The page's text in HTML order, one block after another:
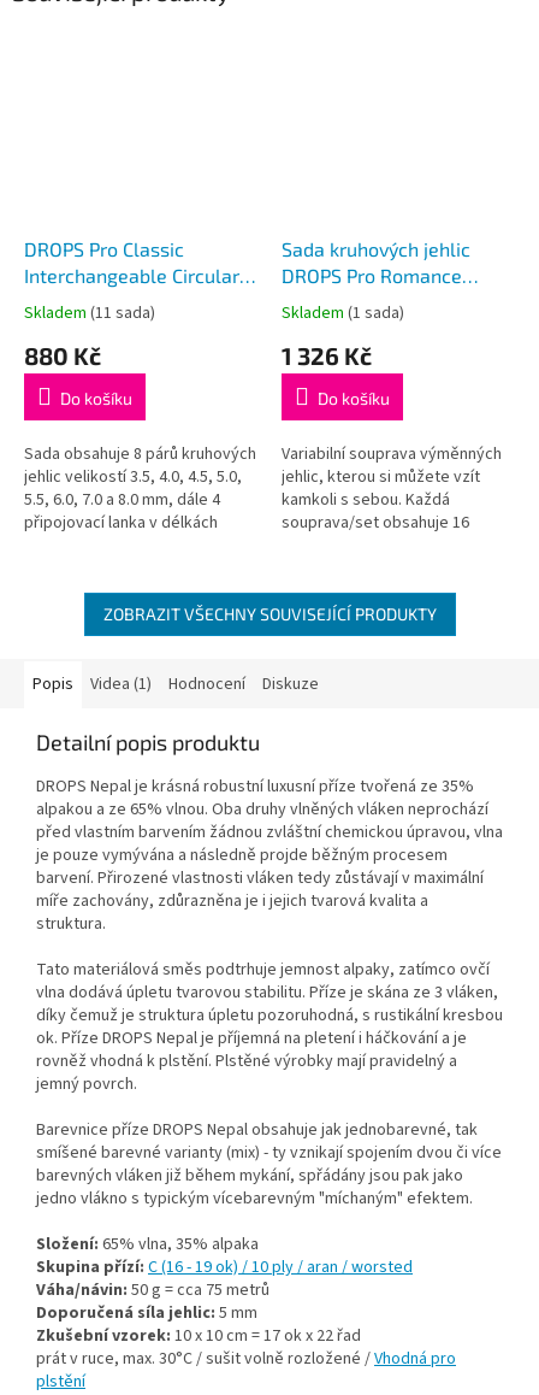
DROPS Pro Classic
Interchangeable Circular
Needles Set 3,5-8
Průměrné
produktu
5,0
5
hvězdiček.
Skladem (11 sada)
880 Kč
Do košíku
Sada obsahuje 8 párů kruhových
jehlic velikostí 3.5, 4.0, 4.5, 5.0,
5.5, 6.0, 7.0 a 8.0 mm, dále 4
připojovací lanka v délkách
Sada kruhových jehlic
DROPS Pro Romance
Deluxe Set (3,5 - 8 mm)
Průměrné
produktu
5,0
5
hvězdiček.
Skladem (1 sada)
1 326 Kč
Do košíku
Variabilní souprava výměnných
jehlic, kterou si můžete vzít
kamkoli s sebou. Každá
souprava/set obsahuje 16
lanka...
ZOBRAZIT VŠECHNY SOUVISEJÍCÍ PRODUKTY
Popis Videa (1) Hodnocení Diskuze
Detailní popis produktu
DROPS Nepal je krásná robustní luxusní příze tvořená ze 35%
alpakou a ze 65% vlnou. Oba druhy vlněných vláken neprochází
před vlastním barvením žádnou zvláštní chemickou úpravou, vlna
je pouze vymývána a následně projde běžným procesem
barvení. Přirozené vlastnosti vláken tedy zůstávají v maximální
míře zachovány, zdůrazněna je i jejich tvarová kvalita a
struktura.
Tato materiálová směs podtrhuje jemnost alpaky, zatímco ovčí
vlna dodává úpletu tvarovou stabilitu. Příze je skána ze 3 vláken,
díky čemuž je struktura úpletu pozoruhodná, s rustikální kresbou
ok. Příze DROPS Nepal je příjemná na pletení i háčkování a je
rovněž vhodná k plstění. Plstěné výrobky mají pravidelný a
jemný povrch.
Barevnice příze DROPS Nepal obsahuje jak jednobarevné, tak
smíšené barevné varianty (mix) - ty vznikají spojením dvou či více
barevných vláken již během mykání, spřádány jsou pak jako
jedno vlákno s typickým vícebarevným "míchaným" efektem.
Složení: 65% vlna, 35% alpaka
Skupina přízí: C (16 - 19 ok) / 10 ply / aran / worsted
Váha/návin: 50 g = cca 75 metrů
Doporučená síla jehlic: 5 mm
Zkušební vzorek: 10 x 10 cm = 17 ok x 22 řad
prát v ruce, max. 30°C / sušit volně rozložené /Vhodná pro
plstění